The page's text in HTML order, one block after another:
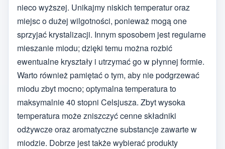
nieco wyższej. Unikajmy niskich temperatur oraz
miejsc o dużej wilgotności, ponieważ mogą one
sprzyjać krystalizacji. Innym sposobem jest regularne
mieszanie miodu; dzięki temu można rozbić
ewentualne kryształy i utrzymać go w płynnej formie.
Warto również pamiętać o tym, aby nie podgrzewać
miodu zbyt mocno; optymalna temperatura to
maksymalnie 40 stopni Celsjusza. Zbyt wysoka
temperatura może zniszczyć cenne składniki
odżywcze oraz aromatyczne substancje zawarte w
miodzie. Dobrze jest także wybierać produkty